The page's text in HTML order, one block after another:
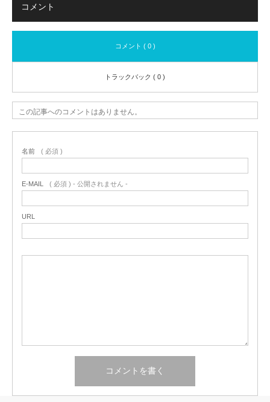
コメント
コメント ( 0 )
トラックバック ( 0 )
この記事へのコメントはありません。
名前 ( 必須 )
E-MAIL ( 必須 ) - 公開されません -
URL